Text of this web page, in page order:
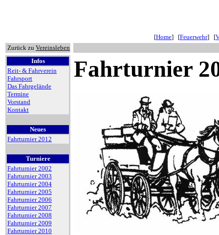
[Home] [Feuerwehr] [
Zurück zu Vereinsleben
Infos
Reit- & Fahrverein
Fahrsport
Das Fahrgelände
Termine
Vorstand
Kontakt
Neues
Fahrturnier 2012
Turniere
Fahrturnier 2002
Fahrturnier 2003
Fahrturnier 2004
Fahrturnier 2005
Fahrturnier 2006
Fahrturnier 2007
Fahrturnier 2008
Fahrturnier 2009
Fahrturnier 2010
Fahrturnier